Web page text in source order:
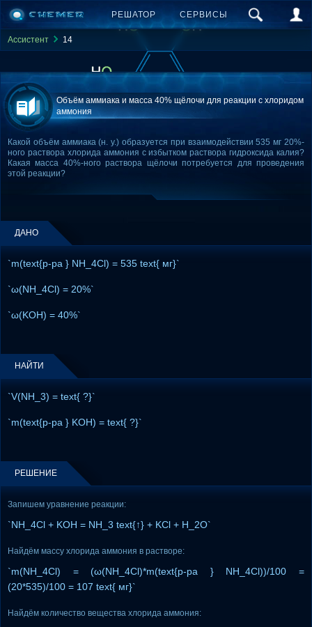
РЕШАТОР СЕРВИСЫ
Ассистент 14
Объём аммиака и масса 40% щёлочи для реакции с хлоридом
аммония
Какой объём аммиака (н. у.) образуется при взаимодействии 535 мг 20%-
ного раствора хлорида аммония с избытком раствора гидроксида калия?
Какая масса 40%-ного раствора щёлочи потребуется для проведения
этой реакции?
ДАНО
`m(text{р-ра } NH_4Cl) = 535 text{ мг}`
`ω(NH_4Cl) = 20%`
`ω(KOH) = 40%`
НАЙТИ
`V(NH_3) = text{ ?}`
`m(text{р-ра } KOH) = text{ ?}`
РЕШЕНИЕ
Запишем уравнение реакции:
`NH_4Cl + KOH = NH_3 text{↑} + KCl + H_2O`
Найдём массу хлорида аммония в растворе:
`m(NH_4Cl) = (ω(NH_4Cl)*m(text{р-ра } NH_4Cl))/100 =
(20*535)/100 = 107 text{ мг}`
Найдём количество вещества хлорида аммония: